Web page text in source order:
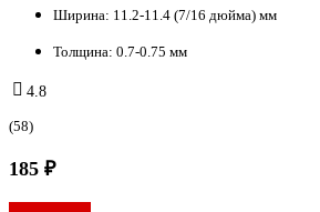
Ширина: 11.2-11.4 (7/16 дюйма) мм
Толщина: 0.7-0.75 мм
4.8
(58)
185 ₽